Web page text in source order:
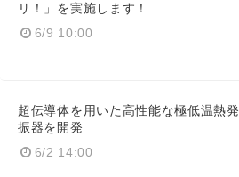
リ！」を実施します！
6/9 10:00
超伝導体を用いた高性能な極低温熱発
振器を開発
6/2 14:00